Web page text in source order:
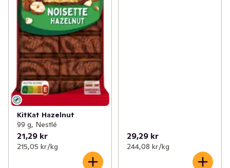
KitKat Hazelnut
99 g, Nestlé
21,29 kr
215,05 kr /kg
29,29 kr
244,08 kr /kg